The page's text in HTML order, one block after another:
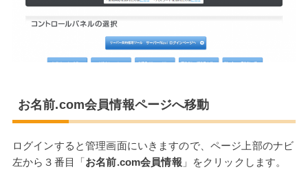
お名前.com会員情報ページへ移動
ログインすると管理画面にいきますので、ページ上部のナビ
左から３番目「お名前.com会員情報 」をクリックします。